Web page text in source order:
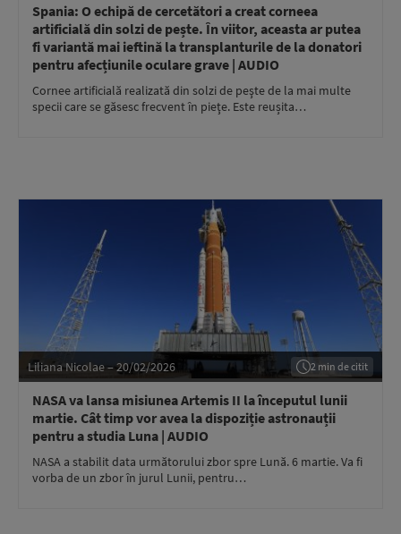
Spania: O echipă de cercetători a creat corneea
artificială din solzi de pește. În viitor, aceasta ar putea
fi variantă mai ieftină la transplanturile de la donatori
pentru afecțiunile oculare grave | AUDIO
Cornee artificială realizată din solzi de peşte de la mai multe
specii care se găsesc frecvent în pieţe. Este reușita…
Liliana Nicolae – 20/02/2026 2 min de citit
NASA va lansa misiunea Artemis II la începutul lunii
martie. Cât timp vor avea la dispoziție astronauții
pentru a studia Luna | AUDIO
NASA a stabilit data următorului zbor spre Lună. 6 martie. Va fi
vorba de un zbor în jurul Lunii, pentru…